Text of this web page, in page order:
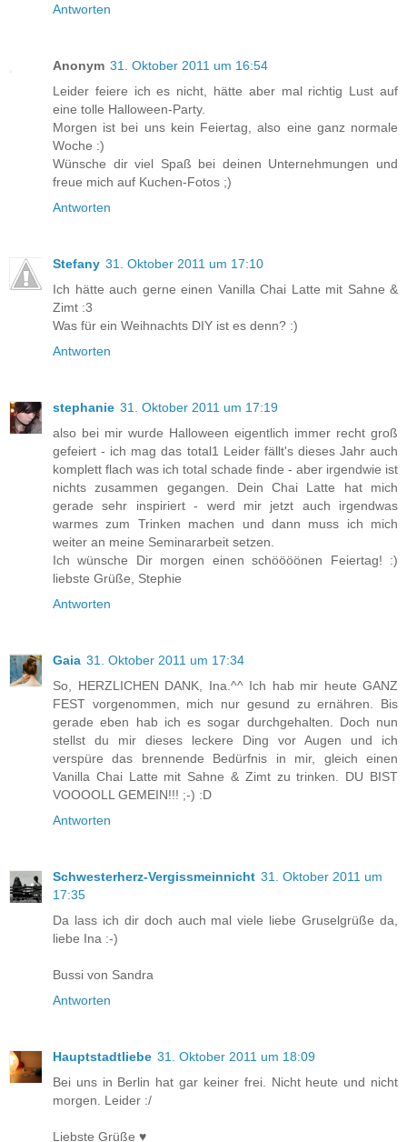
Antworten
Anonym 31. Oktober 2011 um 16:54
Leider feiere ich es nicht, hätte aber mal richtig Lust auf
eine tolle Halloween-Party.
Morgen ist bei uns kein Feiertag, also eine ganz normale
Woche :)
Wünsche dir viel Spaß bei deinen Unternehmungen und
freue mich auf Kuchen-Fotos ;)
Antworten
Stefany 31. Oktober 2011 um 17:10
Ich hätte auch gerne einen Vanilla Chai Latte mit Sahne &
Zimt :3
Was für ein Weihnachts DIY ist es denn? :)
Antworten
stephanie 31. Oktober 2011 um 17:19
also bei mir wurde Halloween eigentlich immer recht groß
gefeiert - ich mag das total1 Leider fällt's dieses Jahr auch
komplett flach was ich total schade finde - aber irgendwie ist
nichts zusammen gegangen. Dein Chai Latte hat mich
gerade sehr inspiriert - werd mir jetzt auch irgendwas
warmes zum Trinken machen und dann muss ich mich
weiter an meine Seminararbeit setzen.
Ich wünsche Dir morgen einen schöööönen Feiertag! :)
liebste Grüße, Stephie
Antworten
Gaia 31. Oktober 2011 um 17:34
So, HERZLICHEN DANK, Ina.^^ Ich hab mir heute GANZ
FEST vorgenommen, mich nur gesund zu ernähren. Bis
gerade eben hab ich es sogar durchgehalten. Doch nun
stellst du mir dieses leckere Ding vor Augen und ich
verspüre das brennende Bedürfnis in mir, gleich einen
Vanilla Chai Latte mit Sahne & Zimt zu trinken. DU BIST
VOOOOLL GEMEIN!!! ;-) :D
Antworten
Schwesterherz-Vergissmeinnicht 31. Oktober 2011 um
17:35
Da lass ich dir doch auch mal viele liebe Gruselgrüße da,
liebe Ina :-)
Bussi von Sandra
Antworten
Hauptstadtliebe 31. Oktober 2011 um 18:09
Bei uns in Berlin hat gar keiner frei. Nicht heute und nicht
morgen. Leider :/
Liebste Grüße ♥